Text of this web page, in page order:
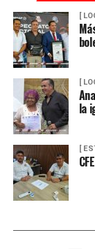
[
[
la
[